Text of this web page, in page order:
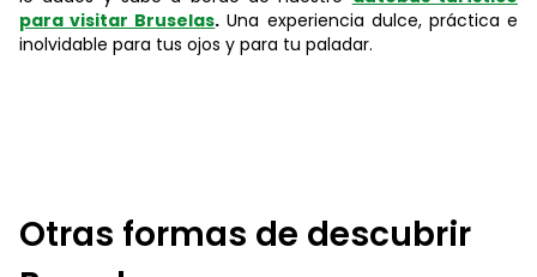
para visitar Bruselas. Una experiencia dulce, práctica e
inolvidable para tus ojos y para tu paladar.
Otras formas de descubrir